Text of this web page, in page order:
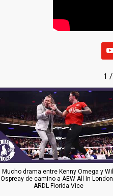
1 /
Mucho drama entre Kenny Omega y Will
Ospreay de camino a AEW All In London |
ARDL Florida Vice